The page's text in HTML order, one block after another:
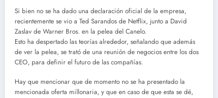
Si bien no se ha dado una declaración oficial de la empresa,
recientemente se vio a Ted Sarandos de Netflix, junto a David
Zaslav de Warner Bros. en la pelea del Canelo.
Esto ha despertado las teorías alrededor, señalando que además
de ver la pelea, se trató de una reunión de negocios entre los dos
CEO, para definir el futuro de las compañías.
Hay que mencionar que de momento no se ha presentado la
mencionada oferta millonaria, y que en caso de que esta se dé,